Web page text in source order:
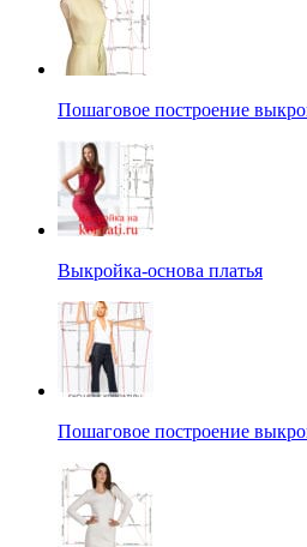
Пошаговое построение
Выкройка-основа платья
Пошаговое построение